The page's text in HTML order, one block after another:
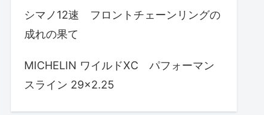
シマノ12速 フロントチェーンリングの
成れの果て
MICHELIN ワイルドXC パフォーマン
スライン 29×2.25